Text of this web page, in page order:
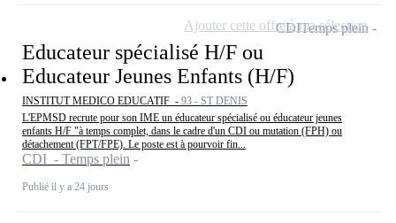
Educateur spécialisé H/F ou
Educateur Jeunes Enfants (H/F)
INSTITUT MEDICO EDUCATIF - 93 - ST DENIS
L'EPMSD recrute pour son IME un éducateur spécialisé ou éducateur jeunes
enfants H/F "à temps complet, dans le cadre d'un CDI ou mutation (FPH) ou
détachement (FPT/FPE). Le poste est à pourvoir fin...
CDI - Temps plein
Publié il y a 24 jours
CDITemps plein
Ajouter cette offre à ma sélection